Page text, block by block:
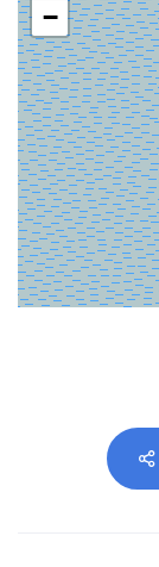
−